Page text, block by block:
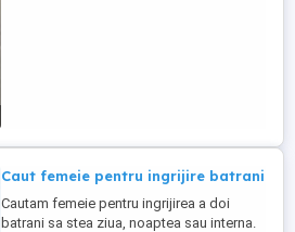
Caut femeie pentru ingrijire batrani
Cautam femeie pentru ingrijirea a doi
batrani sa stea ziua, noaptea sau interna.